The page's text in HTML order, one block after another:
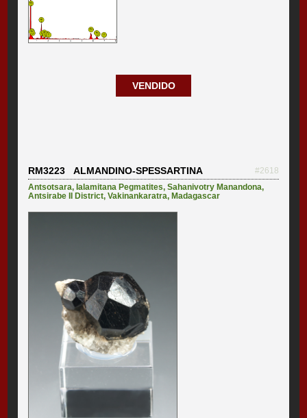
VENDIDO
RM3223 ALMANDINO-SPESSARTINA
#2618
Antsotsara, Ialamitana Pegmatites,Sahanivotry Manandona,
Antsirabe II District,Vakinankaratra, Madagascar